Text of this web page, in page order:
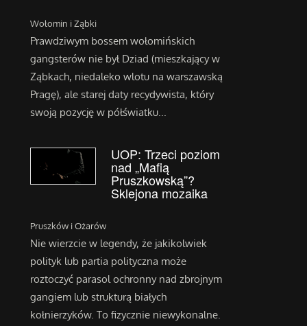
Wołomin i Ząbki
Prawdziwym bossem wołomińskich
gangsterów nie był Dziad (mieszkający w
Ząbkach, niedaleko wlotu na warszawską
Pragę), ale starej daty recydywista, który
swoją pozycję w półświatku...
UOP: Trzeci poziom
nad „Mafią
Pruszkowską”?
Sklejona mozaika
Pruszków i Ożarów
Nie wierzcie w legendy, że jakikolwiek
polityk lub partia polityczna może
roztoczyć parasol ochronny nad zbrojnym
gangiem lub strukturą białych
kołnierzyków. To fizycznie niewykonalne.